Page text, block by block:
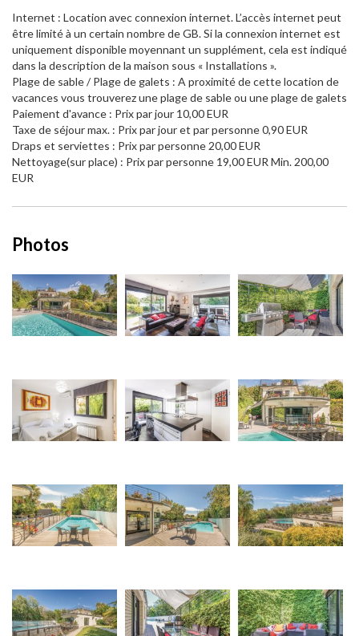
Internet : Location avec connexion internet. L’accès internet peut
être limité à un certain nombre de GB. Si la connexion internet est
uniquement disponible moyennant un supplément, cela est indiqué
dans la description de la maison sous « Installations ».
Plage de sable / Plage de galets : A proximité de cette location de
vacances vous trouverez une plage de sable ou une plage de galets
Paiement d'avance : Prix par jour 10,00 EUR
Taxe de séjour max. : Prix par jour et par personne 0,90 EUR
Draps et serviettes : Prix par personne 20,00 EUR
Nettoyage(sur place) : Prix par personne 19,00 EUR Min. 200,00
EUR
Photos